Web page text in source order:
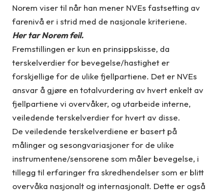
Norem viser til når han mener NVEs fastsetting av
farenivå er i strid med de nasjonale kriteriene.
Her tar Norem feil.
Fremstillingen er kun en prinsippskisse, da
terskelverdier for bevegelse/hastighet er
forskjellige for de ulike fjellpartiene. Det er NVEs
ansvar å gjøre en totalvurdering av hvert enkelt av
fjellpartiene vi overvåker, og utarbeide interne,
veiledende terskelverdier for hvert av disse.
De veiledende terskelverdiene er basert på
målinger og sesongvariasjoner for de ulike
instrumentene/sensorene som måler bevegelse, i
tillegg til erfaringer fra skredhendelser som er blitt
overvåka nasjonalt og internasjonalt. Dette er også